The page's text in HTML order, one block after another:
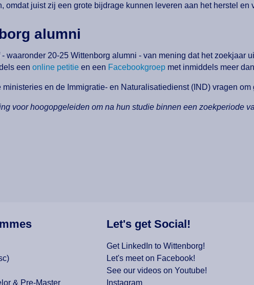
omdat juist zij een grote bijdrage kunnen leveren aan het herstel
alumni
waaronder 20-25 Wittenborg alumni - van mening dat het zoekjaar
een online petitie en een Facebookgroep met inmiddels meer
en de Immigratie- en Naturalisatiedienst (IND) vragen
voor hoogopgeleiden om na hun studie binnen een zoekperiode
& Pre-Master
Let's get Social!
Get LinkedIn to Wittenborg!
Let's meet on Facebook!
See our videos on Youtube!
Instagram